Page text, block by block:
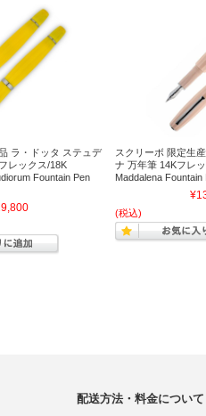
ラ・ドッタ ステュデ
レックス/18K
Fountain Pen
スクリーボ 限定生
ナ 万年筆 14Kフレ
Maddalena Fountain
(税込)
配送方法・料金について